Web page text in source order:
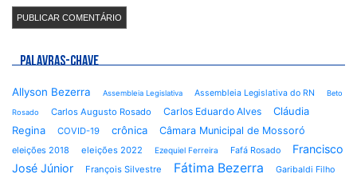
PALAVRAS-CHAVE
Allyson Bezerra Assembleia Legislativa Assembleia Legislativa do RN Beto
Rosado Carlos Augusto Rosado Carlos Eduardo Alves
Cláudia
Regina
COVID-19 crônica Câmara Municipal de Mossoró
eleições 2018 eleições 2022 Ezequiel Ferreira Fafá Rosado
Francisco
José Júnior
François Silvestre Fátima Bezerra
Garibaldi Filho